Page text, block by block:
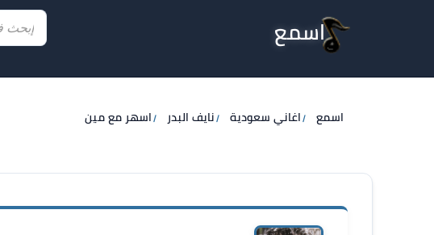
اسمع
اسمع اغاني سعودية نايف البدر اسهر مع مين